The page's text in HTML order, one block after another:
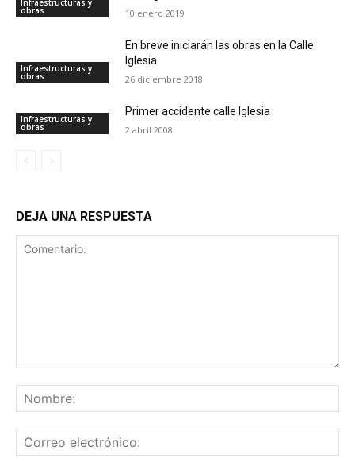
Infraestructuras y
obras 10 enero 2019
Infraestructuras y
obras
En breve iniciarán las obras en la Calle
Iglesia
26 diciembre 2018
Infraestructuras y
obras
Primer accidente calle Iglesia
2 abril 2008
DEJA UNA RESPUESTA